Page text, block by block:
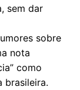
sem dar
sobre
nota
como
brasileira.